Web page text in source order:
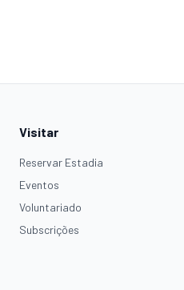
Visitar
Reservar Estadia
Eventos
Voluntariado
Subscrições